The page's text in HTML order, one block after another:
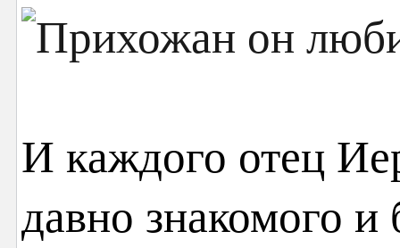
И каждого отец
давно знакомого